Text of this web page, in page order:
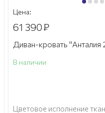
Цена:
61 390₽
Диван-кровать
В наличии
Цветовое исполнение